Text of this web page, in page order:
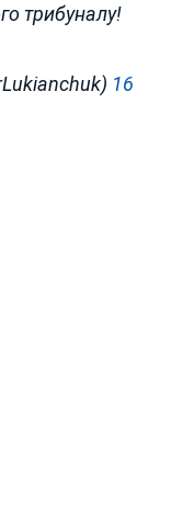
трибуналу!
16